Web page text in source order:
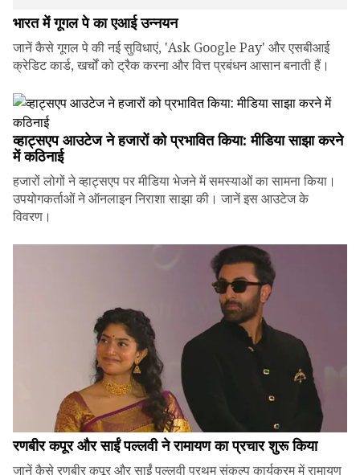
भारत में गूगल पे का एआई उन्नयन
जानें कैसे गूगल पे की नई सुविधाएं, 'Ask Google Pay' और एसबीआई
क्रेडिट कार्ड, खर्चों को ट्रैक करना और वित्त प्रबंधन आसान बनाती हैं।
व्हाट्सएप आउटेज ने हजारों को प्रभावित किया: मीडिया साझा करने
में कठिनाई
हजारों लोगों ने व्हाट्सएप पर मीडिया भेजने में समस्याओं का सामना किया।
उपयोगकर्ताओं ने ऑनलाइन निराशा साझा की। जानें इस आउटेज के
विवरण।
रणबीर कपूर और साईं पल्लवी ने रामायण का प्रचार शुरू किया
जानें कैसे रणबीर कपूर और साईं पल्लवी प्रथम् संकल्प कार्यक्रम में रामायण